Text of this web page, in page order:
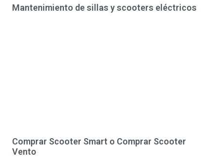
Mantenimiento de sillas y scooters eléctricos
Comprar Scooter Smart o Comprar Scooter
Vento